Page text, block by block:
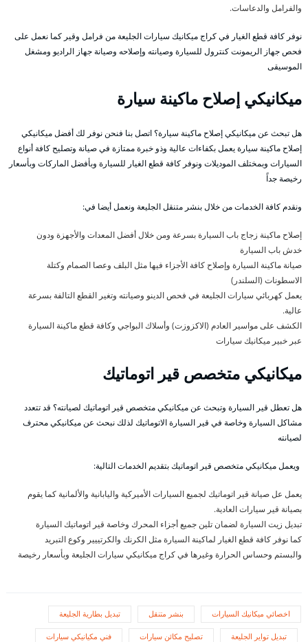
والفرامل والدعاسات.
نوفر كافة قطع الغيار في كراج ميكانيك سيارات الجليعة من فرامل وقير كما نعمل على
فحص جهاز الريمونت كنترول للسيارة وصيانته وإصلاحه وصيانة جهاز الراديو ومشغل
الموسيقى
ميكانيكي إصلاح ماكينة سيارة
هل تبحث عن ميكانيكي إصلاح ماكينة سيارة؟ اتصل بنا فنحن نوفر لك أفضل ميكانيكي
إصلاح ماكينة سيارة يعمل بكفاءات عالية وذو خبرة ممتازة في صيانة وتصليح كافة أنواع
السيارات وبمختلف الموديلات ونوفر كافة قطع الغيار للسيارة وبأفضل الماركات وبأسعار
رخيصة جداً
ونقدم كافة الخدمات من خلال بنشر متنقل الجليعة ونعمل أيضا في:
إصلاح ماكينة زجاج باب السيارة بسرعة ومن خلال أفضل المعدات والأجهزة ودون
خدش باب السيارة
صيانة ماكينة السيارة وإصلاح كافة الأجزاء فيها مثل البلف وعصا الصمام وكتلة
الاسطونات (السلندر)
يعمل كهربائي سيارات الجليعة في فحص الدينو وصيانته وتغير القطع التالفة بسرعة
عالية.
الكشف على مواسير العادم (الاكزوزت) وأسلاك البواجي وكافة قطع ماكينة السيارة
عبر خبير ميكانيك سيارات
ميكانيكي متخصص قير اتوماتيك
هل تعطل قير السيارة وتبحث عن ميكانيكي متخصص قير اتوماتيك لصيانته؟ قد تتعدد
مشاكل السيارة وخاصة في قير السيارة الاتوماتيك لذلك نبحث عن ميكانيكي محترف
لصيانته
ويعمل ميكانيكي متخصص قير اتوماتيك بتقديم الخدمات التالية:
يعمل عل صيانة قير اتوماتيك لجميع السيارات الأميركية واليابانية والألمانية كما يقوم
بصيانة قير سيارات العادية.
تبديل زيت السيارة لضمان تلين جميع أجزاء المحرك وخاصة قير اتوماتيك السيارة
كما نوفر كافة قطع الغيار لماكينة السيارة مثل الكرنك والكرتييير وكوع التبريد
والبستم وحساس الحرارة وغيرها في كراج ميكانيكي سيارات الجليعة وبأسعار رخيصة
اخصائي ميكانيك السيارات بنشر متنقل تبديل بطارية الجليعة
تبديل تواير الجليعة تصليح مكائن سيارات فني مكيانيكي سيارات